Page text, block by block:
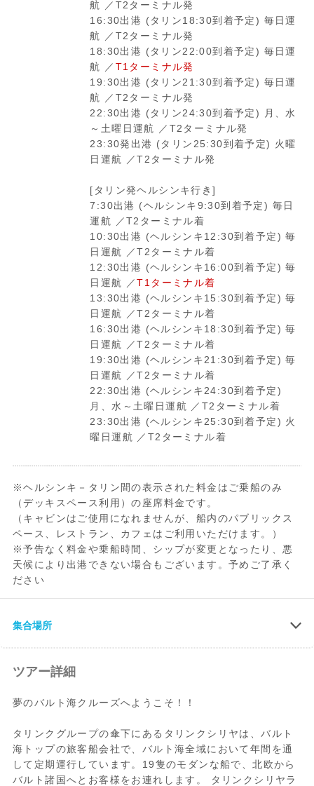
航 ／T2ターミナル発
16:30出港 (タリン18:30到着予定) 毎日運
航 ／T2ターミナル発
18:30出港 (タリン22:00到着予定) 毎日運
航 ／ T1ターミナル発
19:30出港 (タリン21:30到着予定) 毎日運
航 ／T2ターミナル発
22:30出港 (タリン24:30到着予定) 月、水
～土曜日運航 ／T2ターミナル発
23:30発出港 (タリン25:30到着予定) 火曜
日運航 ／T2ターミナル発
[タリン発ヘルシンキ行き]
7:30出港 (ヘルシンキ9:30到着予定) 毎日
運航 ／T2ターミナル着
10:30出港 (ヘルシンキ12:30到着予定) 毎
日運航 ／T2ターミナル着
12:30出港 (ヘルシンキ16:00到着予定) 毎
日運航 ／T1ターミナル着
13:30出港 (ヘルシンキ15:30到着予定) 毎
日運航 ／T2ターミナル着
16:30出港 (ヘルシンキ18:30到着予定) 毎
日運航 ／T2ターミナル着
19:30出港 (ヘルシンキ21:30到着予定) 毎
日運航 ／T2ターミナル着
22:30出港 (ヘルシンキ24:30到着予定)
月、水～土曜日運航 ／T2ターミナル着
23:30出港 (ヘルシンキ25:30到着予定) 火
曜日運航 ／T2ターミナル着
※ヘルシンキ－タリン間の表示された料金はご乗船のみ
（デッキスペース利用）の座席料金です。
（キャビンはご使用になれませんが、船内のパブリックス
ペース、レストラン、カフェはご利用いただけます。）
※予告なく料金や乗船時間、シップが変更となったり、悪
天候により出港できない場合もございます。予めご了承く
ださい
ーにてチェックイン
または
Tyynenmerenkatu 8, 00220 Helsinki
※どちらのターミナルかは運航スケジュー
ルでご確認ください。
集合場所
ツアー詳細
夢のバルト海クルーズへようこそ！！
タリンクグループの傘下にあるタリンクシリヤは、バルト
海トップの旅客船会社で、バルト海全域において年間を通
して定期運行しています。19隻のモダンな船で、北欧から
バルト諸国へとお客様をお連れします。 タリンクシリヤラ